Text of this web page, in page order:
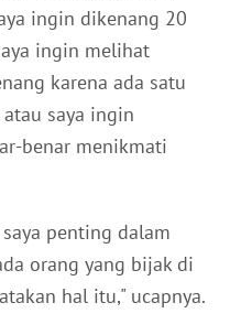
ingin dikenang 20
ingin melihat
karena ada satu
saya ingin
benar menikmati
penting dalam
orang yang bijak di
hal itu," ucapnya.